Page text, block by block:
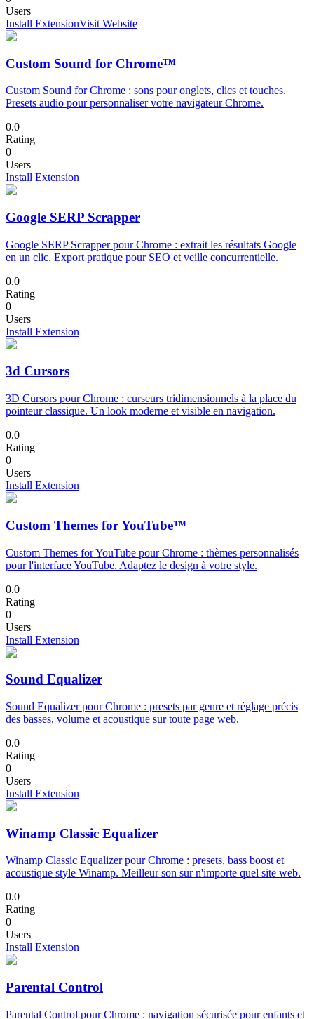
Users
Install ExtensionVisit Website
Custom Sound for Chrome™
Custom Sound for Chrome : sons pour onglets, clics et touches.
Presets audio pour personnaliser votre navigateur Chrome.
0.0
Rating
0
Users
Install Extension
Google SERP Scrapper
Google SERP Scrapper pour Chrome : extrait les résultats Google
en un clic. Export pratique pour SEO et veille concurrentielle.
0.0
Rating
0
Users
Install Extension
3d Cursors
3D Cursors pour Chrome : curseurs tridimensionnels à la place du
pointeur classique. Un look moderne et visible en navigation.
0.0
Rating
0
Users
Install Extension
Custom Themes for YouTube™
Custom Themes for YouTube pour Chrome : thèmes personnalisés
pour l'interface YouTube. Adaptez le design à votre style.
0.0
Rating
0
Users
Install Extension
Sound Equalizer
Sound Equalizer pour Chrome : presets par genre et réglage précis
des basses, volume et acoustique sur toute page web.
0.0
Rating
0
Users
Install Extension
Winamp Classic Equalizer
Winamp Classic Equalizer pour Chrome : presets, bass boost et
acoustique style Winamp. Meilleur son sur n'importe quel site web.
0.0
Rating
0
Users
Install Extension
Parental Control
Parental Control pour Chrome : navigation sécurisée pour enfants et